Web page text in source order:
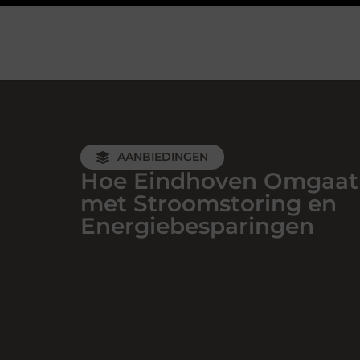
AANBIEDINGEN
Hoe Eindhoven Omgaat
met Stroomstoring en
Energiebesparingen